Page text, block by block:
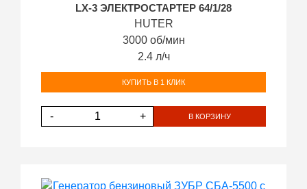
LX-3 ЭЛЕКТРОСТАРТЕР 64/1/28
HUTER
3000 об/мин
2.4 л/ч
КУПИТЬ В 1 КЛИК
- + В КОРЗИНУ